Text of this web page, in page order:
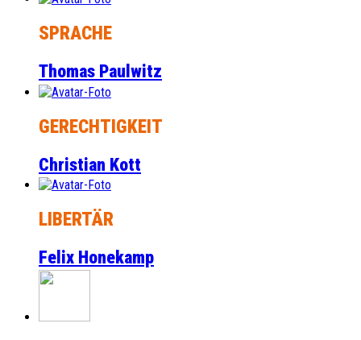
SPRACHE
Thomas Paulwitz
GERECHTIGKEIT
Christian Kott
LIBERTÄR
Felix Honekamp